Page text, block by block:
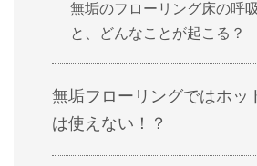
無垢のフローリング床の呼
と、どんなことが起こる？
無垢フローリングではホッ
は使えない！？